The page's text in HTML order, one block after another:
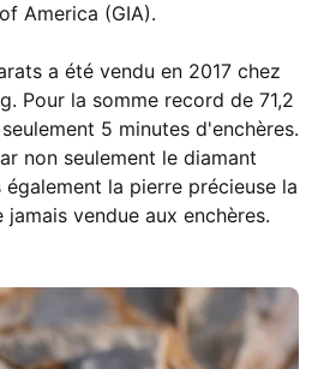
America (GIA).
a été vendu en 2017 chez
Pour la somme record de 71,2
5 minutes d'enchères.
non seulement le diamant
la pierre précieuse la
jamais vendue aux enchères.